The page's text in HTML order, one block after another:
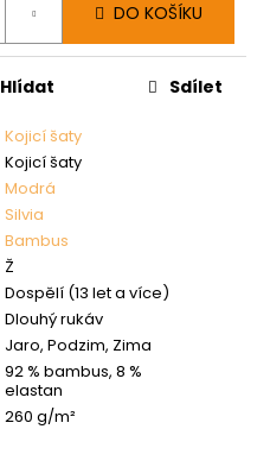
DO KOŠÍKU
Kojicí šaty
Kojicí šaty
Modrá
Silvia
Bambus
Ž
Dospělí (13 let a více)
Dlouhý rukáv
Jaro, Podzim, Zima
92 % bambus, 8 %
elastan
260 g/m²
Hlídat Sdílet